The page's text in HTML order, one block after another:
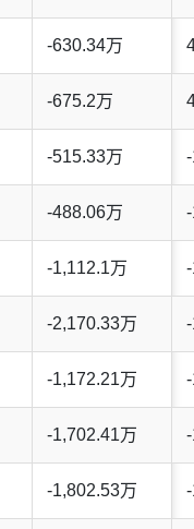
-630.34万
-675.2万
-515.33万
-488.06万
-1,112.1万
-2,170.33万
-1,172.21万
-1,702.41万
-1,802.53万